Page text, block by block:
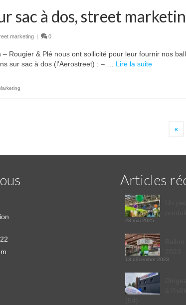
sac à dos, street
marketing | 0
– Rougier & Plé nous ont sollicité pour leur fournir nos
sur sac à dos (l’Aerostreet) : – … Lire la suite
«
Articles
28 mai 2025
13 décembre 2023